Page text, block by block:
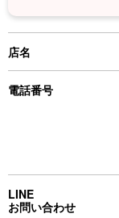
店名
電話番号
LINE
お問い合わせ